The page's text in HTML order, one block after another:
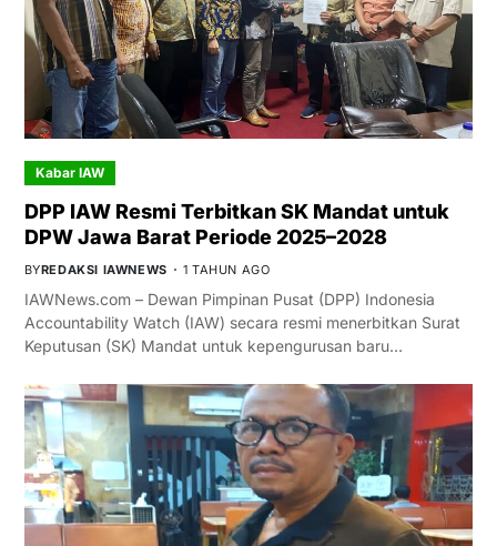
Kabar IAW
DPP IAW Resmi Terbitkan SK Mandat untuk
DPW Jawa Barat Periode 2025–2028
BYREDAKSI IAWNEWS 1 TAHUN AGO
IAWNews.com – Dewan Pimpinan Pusat (DPP) Indonesia
Accountability Watch (IAW) secara resmi menerbitkan Surat
Keputusan (SK) Mandat untuk kepengurusan baru…